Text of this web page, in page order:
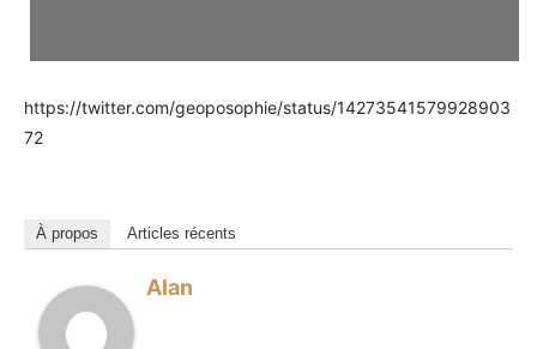
https://twitter.com/geoposophie/status/14273541579928903
72
À propos Articles récents
Alan